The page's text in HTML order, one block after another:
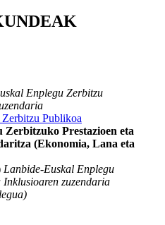
Enplegu Zerbitzu
Publikoa
Prestazioen eta
(Ekonomia, Lana eta
Lanbide-Euskal Enplegu
Inklusioaren zuzendaria